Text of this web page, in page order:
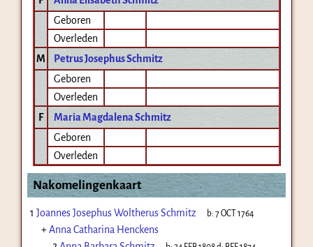
Geboren
Overleden
M
Petrus Josephus Schmitz
Geboren
Overleden
F
Maria Magdalena Schmitz
Geboren
Overleden
Nakomelingenkaart
1 Joannes Josephus Woltherus Schmitz b:7 OCT 1764
+Anna Catharina Henckens